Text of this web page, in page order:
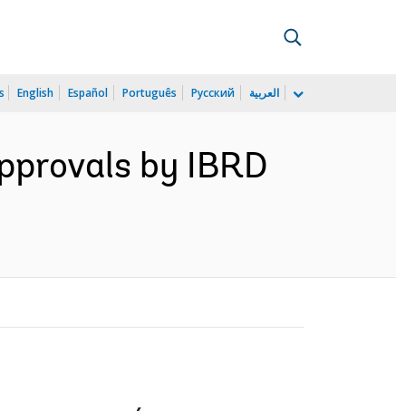
English Español Português Русский العربية
by IBRD